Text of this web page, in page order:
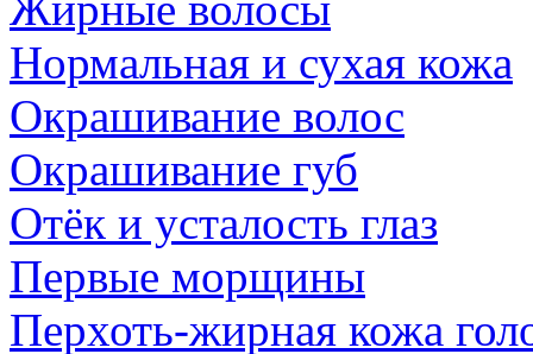
Нормальная и сухая кожа
Окрашивание волос
Окрашивание губ
Отёк и усталость глаз
Первые морщины
Перхоть-жирная кожа